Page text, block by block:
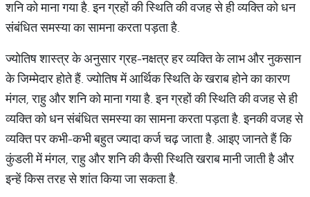
शनि को माना गया है. इन ग्रहों की स्थिति की वजह से ही व्यक्ति को धन
संबंधित समस्या का सामना करता पड़ता है.
ज्योतिष शास्त्र के अनुसार ग्रह-नक्षत्र हर व्यक्ति के लाभ और नुकसान
के जिम्मेदार होते हैं. ज्योतिष में आर्थिक स्थिति के खराब होने का कारण
मंगल, राहु और शनि को माना गया है. इन ग्रहों की स्थिति की वजह से ही
व्यक्ति को धन संबंधित समस्या का सामना करता पड़ता है. इनकी वजह से
व्यक्ति पर कभी-कभी बहुत ज्यादा कर्ज चढ़ जाता है. आइए जानते हैं कि
कुंडली में मंगल, राहु और शनि की कैसी स्थिति खराब मानी जाती है और
इन्हें किस तरह से शांत किया जा सकता है.